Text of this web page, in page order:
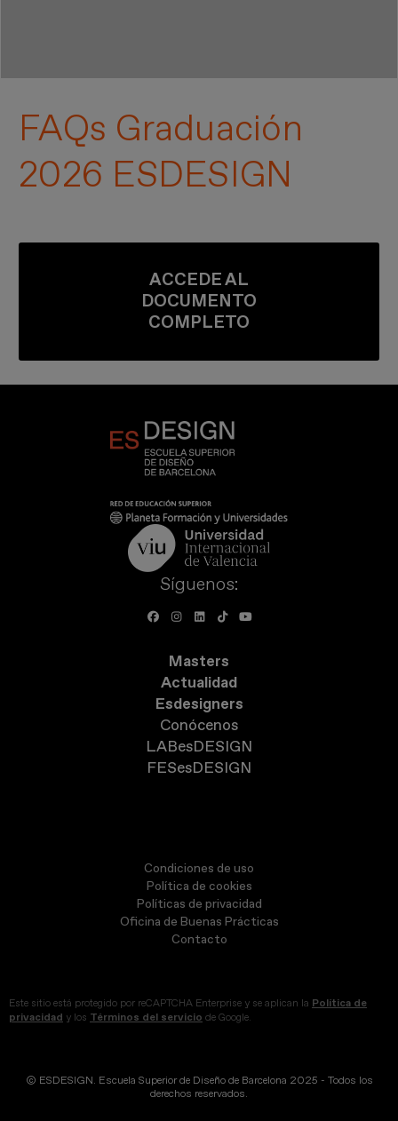
FAQs Graduación
2026 ESDESIGN
ACCEDE AL
DOCUMENTO
COMPLETO
Síguenos:
Masters
Actualidad
Esdesigners
Conócenos
LABesDESIGN
FESesDESIGN
Condiciones de uso
Política de cookies
Políticas de privacidad
Oficina de Buenas Prácticas
Contacto
Este sitio está protegido por reCAPTCHA Enterprise y se aplican la Política de
privacidad y los Términos del servicio de Google.
© ESDESIGN. Escuela Superior de Diseño de Barcelona 2025 - Todos los
derechos reservados.